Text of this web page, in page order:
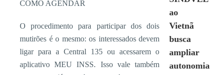
COMO AGENDAR
O procedimento para participar dos dois
mutirões é o mesmo: os interessados devem
ligar para a Central 135 ou acessarem o
aplicativo MEU INSS. Isso vale também
ao
Vietnã
busca
ampliar
autonomia